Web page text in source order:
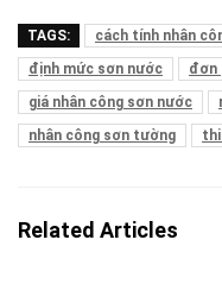
TAGS: cách tính nhân
định mức sơn nước
đơn
giá nhân công sơn nước
nhân công sơn tường
Related Articles